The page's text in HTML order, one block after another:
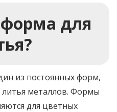
для
из постоянных форм,
литья металлов. Формы
для цветных